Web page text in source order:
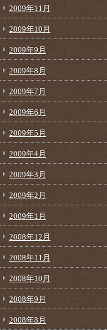
2009年11月
2009年10月
2009年9月
2009年8月
2009年7月
2009年6月
2009年5月
2009年4月
2009年3月
2009年2月
2009年1月
2008年12月
2008年11月
2008年10月
2008年9月
2008年8月